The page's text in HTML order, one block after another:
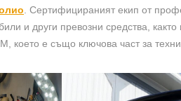
. Сертифицираният екип от
и други превозни средства,
което е също ключова част за